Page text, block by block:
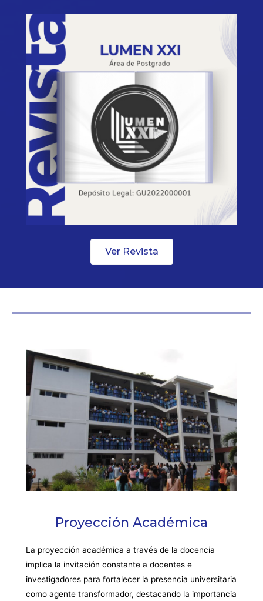
Ver Revista
Proyección Académica
La proyección académica a través de la docencia
implica la invitación constante a docentes e
investigadores para fortalecer la presencia universitaria
como agente transformador, destacando la importancia